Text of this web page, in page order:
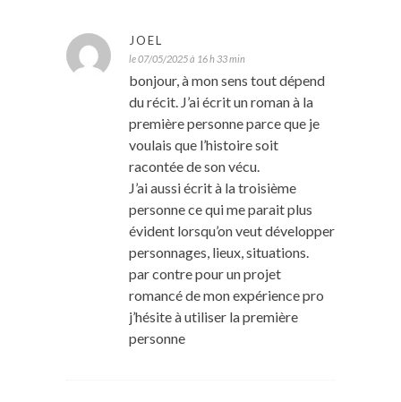
JOEL
le 07/05/2025 à 16 h 33 min
bonjour, à mon sens tout dépend
du récit. J’ai écrit un roman à la
première personne parce que je
voulais que l’histoire soit
racontée de son vécu.
J’ai aussi écrit à la troisième
personne ce qui me parait plus
évident lorsqu’on veut développer
personnages, lieux, situations.
par contre pour un projet
romancé de mon expérience pro
j’hésite à utiliser la première
personne